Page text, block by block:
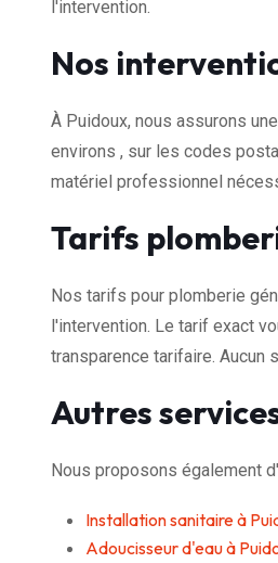
l'intervention.
Nos
À Puidoux, nous assurons
environs , sur les codes
matériel professionnel
Tarifs
Nos tarifs pour plomberie
l'intervention. Le tarif exact
transparence tarifaire. Aucun
Autres
Nous proposons également
Installation sanitaire à
Adoucisseur d'eau à